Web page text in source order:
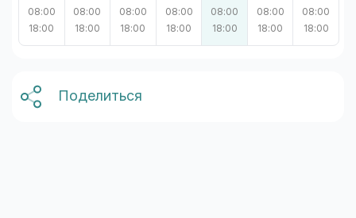
08:00
18:00
08:00
18:00
08:00
18:00
08:00
18:00
08:00
18:00
08:00
18:00
08:00
18:00
Поделиться